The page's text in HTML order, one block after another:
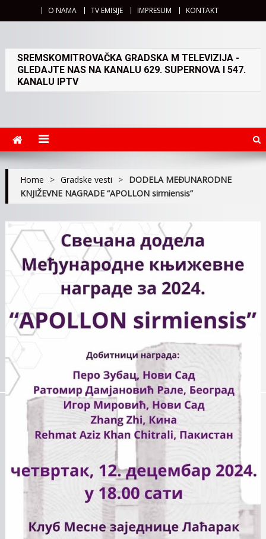
O NAMA TV EMISIJE IMPRESUM KONTAKT
SREMSKOMITROVAČKA GRADSKA M TELEVIZIJA -
GLEDAJTE NAS NA KANALU 629. SUPERNOVA I 547.
KANALU IPTV
Home > Gradske vesti > DODELA MEĐUNARODNE
KNJIŽEVNE NAGRADE “APOLLON sirmiensis”